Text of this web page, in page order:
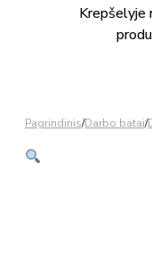
Krepšelyje
Pagrindinis/Darbo batai/